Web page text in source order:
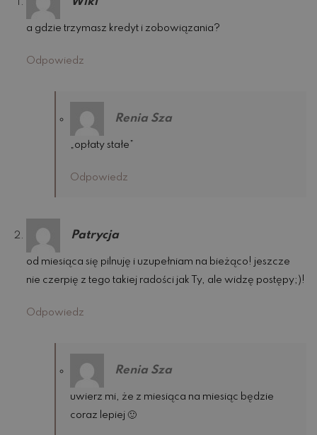
a gdzie trzymasz kredyt i zobowiązania?
Odpowiedz
Renia Sza
„opłaty stałe”
Odpowiedz
Patrycja
od miesiąca się pilnuję i uzupełniam na bieżąco! jeszcze
nie czerpię z tego takiej radości jak Ty, ale widzę postępy;)!
Odpowiedz
Renia Sza
uwierz mi, że z miesiąca na miesiąc będzie
coraz lepiej 🙂